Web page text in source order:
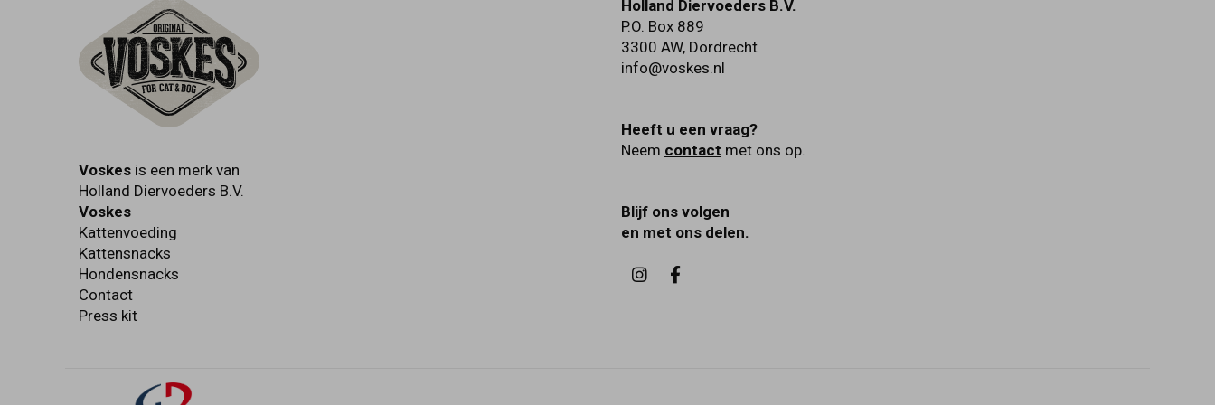
Voskes is een merk van
Holland Diervoeders B.V.
Holland Diervoeders B.V.
P.O. Box 889
3300 AW, Dordrecht
info@voskes.nl
Heeft u een vraag?
Neem contact met ons op.
Voskes
Kattenvoeding
Kattensnacks
Hondensnacks
Contact
Press kit
Blijf ons volgen
en met ons delen.